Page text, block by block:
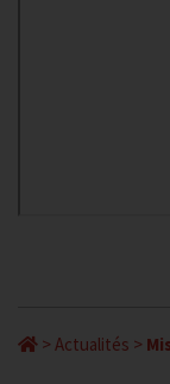
> Actualités >